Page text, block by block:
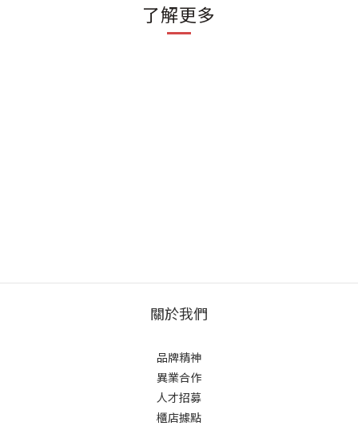
了解更多
關於我們
品牌精神
異業合作
人才招募
櫃店據點